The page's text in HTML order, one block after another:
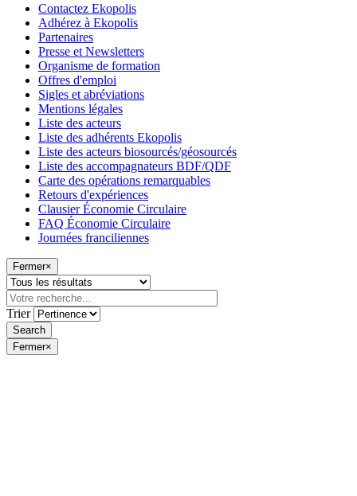
Contactez Ekopolis
Adhérez à Ekopolis
Partenaires
Presse et Newsletters
Organisme de formation
Offres d'emploi
Sigles et abréviations
Mentions légales
Liste des acteurs
Liste des adhérents Ekopolis
Liste des acteurs biosourcés/géosourcés
Liste des accompagnateurs BDF/QDF
Carte des opérations remarquables
Retours d'expériences
Clausier Économie Circulaire
FAQ Économie Circulaire
Journées franciliennes
Fermer×
Trier
Fermer×